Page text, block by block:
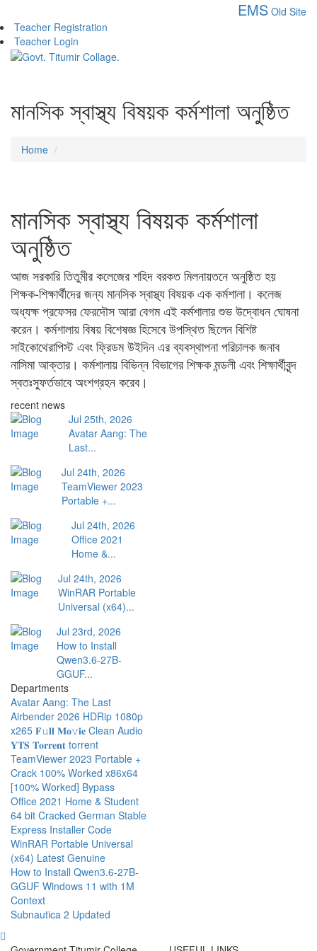
EMS Old Site
Teacher Registration
Teacher Login
মানসিক স্বাস্থ্য বিষয়ক কর্মশালা অনুষ্ঠিত
Home
মানসিক স্বাস্থ্য বিষয়ক কর্মশালা
অনুষ্ঠিত
আজ সরকারি তিতুমীর কলেজের শহিদ বরকত মিলনায়তনে অনুষ্ঠিত হয়
শিক্ষক-শিক্ষার্থীদের জন্য মানসিক স্বাস্থ্য বিষয়ক এক কর্মশালা। কলেজ
অধ্যক্ষ প্রফেসর ফেরদৌস আরা বেগম এই কর্মশালার শুভ উদ্বোধন ঘোষনা
করেন। কর্মশালায় বিষয় বিশেষজ্ঞ হিসেবে উপস্থিত ছিলেন বিশিষ্ট
সাইকোথেরাপিস্ট এবং ফ্রিডম উইদিন এর ব্যবস্থাপনা পরিচালক জনাব
নাসিমা আক্তার। কর্মশালায় বিভিন্ন বিভাগের শিক্ষক মন্ডলী এবং শিক্ষার্থীবৃন্দ
স্বতঃস্ফুর্তভাবে অংশগ্রহন করেব।
recent news
Jul 25th, 2026
Avatar Aang: The
Last...
Jul 24th, 2026
TeamViewer 2023
Portable +...
Jul 24th, 2026
Office 2021
Home &...
Jul 24th, 2026
WinRAR Portable
Universal (x64)...
Jul 23rd, 2026
How to Install
Qwen3.6-27B-
GGUF...
Departments
Avatar Aang: The Last
Airbender 2026 HDRip 1080p
x265 𝐅𝚞𝐥𝐥 𝐌𝐨𝚟𝐢𝐞 Clean Audio
𝐘𝐓𝐒 𝐓𝐨𝐫𝐫𝐞𝐧𝐭 torrent
TeamViewer 2023 Portable +
Crack 100% Worked x86x64
[100% Worked] Bypass
Office 2021 Home & Student
64 bit Cracked German Stable
Express Installer Code
WinRAR Portable Universal
(x64) Latest Genuine
How to Install Qwen3.6-27B-
GGUF Windows 11 with 1M
Context
Subnautica 2 Updated